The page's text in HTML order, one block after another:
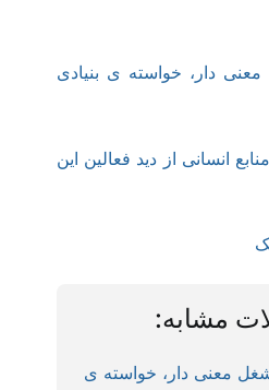
دار، خواسته ی بنیادی
انسانی از دید فعالین این
مشابه:
معنی دار، خواسته ی